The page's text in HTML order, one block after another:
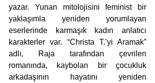
yazar. Yunan mitolojisini feminist bir
yaklaşımla yeniden yorumlayan
eserlerinde karmaşık kadın anlatıcı
karakterler var. “Christa T.’yi Aramak”
adlı, Raja tarafından çevrilen
romanında, kaybolan bir çocukluk
arkadaşının hayatını yeniden